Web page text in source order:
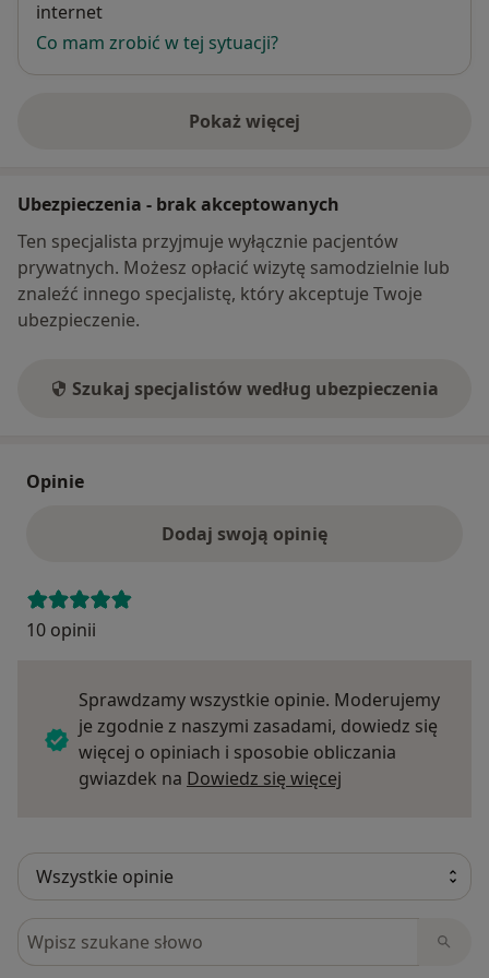
internet
Co mam zrobić w tej sytuacji?
Pokaż więcej
o adresie
Ubezpieczenia - brak akceptowanych
Ten specjalista przyjmuje wyłącznie pacjentów
prywatnych. Możesz opłacić wizytę samodzielnie lub
znaleźć innego specjalistę, który akceptuje Twoje
ubezpieczenie.
Szukaj specjalistów według ubezpieczenia
Opinie
Dodaj swoją opinię
10 opinii
Sprawdzamy wszystkie opinie. Moderujemy
je zgodnie z naszymi zasadami, dowiedz się
więcej o opiniach i sposobie obliczania
gwiazdek na Dowiedz się więcej
Szukaj w opiniach